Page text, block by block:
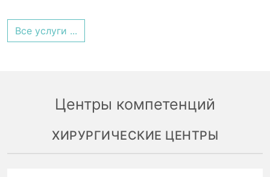
Все услуги ...
Центры компетенций
ХИРУРГИЧЕСКИЕ ЦЕНТРЫ